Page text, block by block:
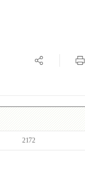
공유하기
2172